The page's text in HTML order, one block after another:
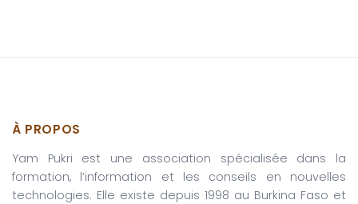
À PROPOS
Yam Pukri est une association spécialisée dans la
formation, l’information et les conseils en nouvelles
technologies. Elle existe depuis 1998 au Burkina Faso et